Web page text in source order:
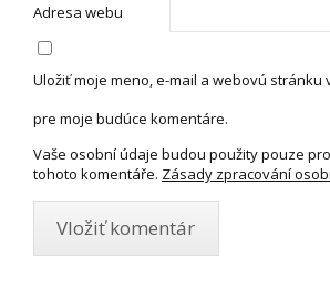
Adresa webu
Uložiť moje meno, e-mail a webovú stránku
pre moje budúce komentáre.
Vaše osobní údaje budou použity pouze
tohoto komentáře. Zásady zpracování